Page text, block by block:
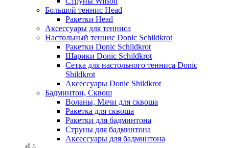
Большой теннис Head
Ракетки Head
Аксессуары для тенниса
Настольный теннис Donic Schildkrot
Ракетки Donic Schildkrot
Шарики Donic Schildkrot
Сетка для настольного тенниса Donic
Shildkrot
Аксессуары Donic Shildkrot
Бадминтон, Сквош
Воланы, Мячи для сквоша
Ракетка для сквоша
Ракетки для бадминтона
Струны для бадминтона
Аксессуары для бадминтона